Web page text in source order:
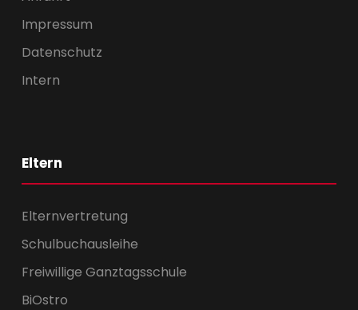
Impressum
Datenschutz
Intern
Eltern
Elternvertretung
Schulbuchausleihe
Freiwillige Ganztagsschule
BiOstro